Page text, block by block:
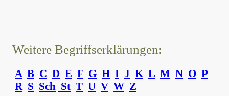
Weitere Begriffserklärungen:
A B C D E F G H I J K L M N O P
R S Sch St T U V W Z